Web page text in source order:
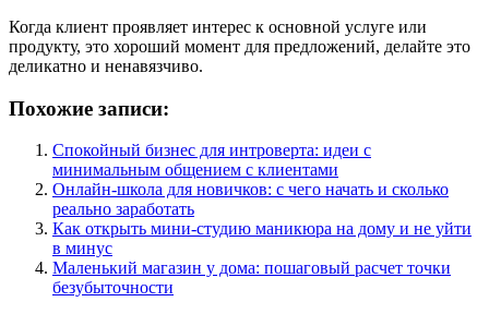
Когда клиент проявляет интерес к основной услуге или
продукту, это хороший момент для предложений, делайте это
деликатно и ненавязчиво.
Похожие записи:
Спокойный бизнес для интроверта: идеи с
минимальным общением с клиентами
Онлайн-школа для новичков: с чего начать и сколько
реально заработать
Как открыть мини-студию маникюра на дому и не уйти
в минус
Маленький магазин у дома: пошаговый расчет точки
безубыточности